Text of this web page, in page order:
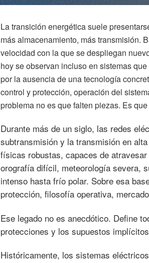
La transición energética suele
más almacenamiento, más transmisión.
velocidad con la que se despliegan
hoy se observan incluso en sistemas
por la ausencia de una tecnología
control y protección, operación del
problema no es que falten piezas. Es
Durante más de un siglo, las redes
subtransmisión y la transmisión en
físicas robustas, capaces de
orografía difícil, meteorología severa,
intenso hasta frío polar. Sobre esa
protección, filosofía operativa,
Ese legado no es anecdótico. Define
protecciones y los supuestos
Históricamente, los sistemas